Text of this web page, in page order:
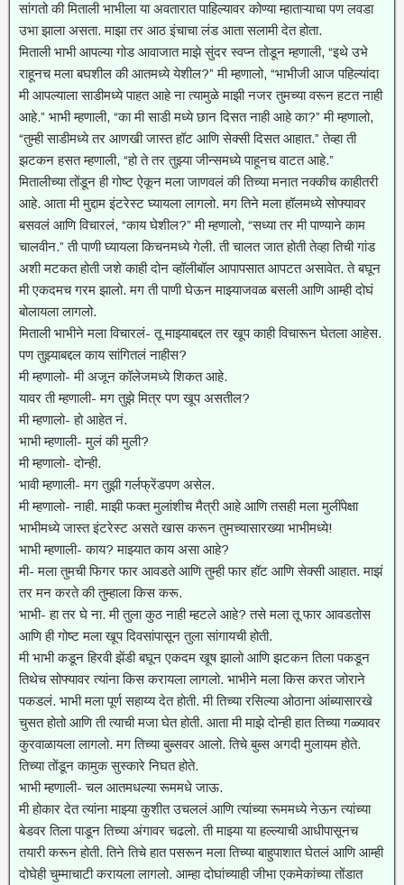
सांगतो की मिताली भाभीला या अवतारात पाहिल्यावर कोण्या म्हाताऱ्याचा पण लवडा
उभा झाला असता. माझा तर आठ इंचाचा लंड आता सलामी देत होता.
मिताली भाभी आपल्या गोड आवाजात माझे सुंदर स्वप्न तोडून म्हणाली, “इथे उभे
राहूनच मला बघशील की आतमध्ये येशील?” मी म्हणालो, “भाभीजी आज पहिल्यांदा
मी आपल्याला साडीमध्ये पाहत आहे ना त्यामुळे माझी नजर तुमच्या वरून हटत नाही
आहे.” भाभी म्हणाली, “का मी साडी मध्ये छान दिसत नाही आहे का?” मी म्हणालो,
“तुम्ही साडीमध्ये तर आणखी जास्त हॉट आणि सेक्सी दिसत आहात.” तेव्हा ती
झटकन हसत म्हणाली, “हो ते तर तुझ्या जीन्समध्ये पाहूनच वाटत आहे.”
मितालीच्या तोंडून ही गोष्ट ऐकून मला जाणवलं की तिच्या मनात नक्कीच काहीतरी
आहे. आता मी मुद्दाम इंटरेस्ट घ्यायला लागलो. मग तिने मला हॉलमध्ये सोफ्यावर
बसवलं आणि विचारलं, “काय घेशील?” मी म्हणालो, “सध्या तर मी पाण्याने काम
चालवीन.” ती पाणी घ्यायला किचनमध्ये गेली. ती चालत जात होती तेव्हा तिची गांड
अशी मटकत होती जशे काही दोन व्हॉलीबॉल आपापसात आपटत असावेत. ते बघून
मी एकदमच गरम झालो. मग ती पाणी घेऊन माझ्याजवळ बसली आणि आम्ही दोघं
बोलायला लागलो.
मिताली भाभीने मला विचारलं- तू माझ्याबद्दल तर खूप काही विचारून घेतला आहेस.
पण तुझ्याबद्दल काय सांगितलं नाहीस?
मी म्हणालो- मी अजून कॉलेजमध्ये शिकत आहे.
यावर ती म्हणाली- मग तुझे मित्र पण खूप असतील?
मी म्हणालो- हो आहेत नं.
भाभी म्हणाली- मुलं की मुली?
मी म्हणालो- दोन्ही.
भावी म्हणाली- मग तुझी गर्लफ्रेंडपण असेल.
मी म्हणालो- नाही. माझी फक्त मुलांशीच मैत्री आहे आणि तसही मला मुलींपेक्षा
भाभीमध्ये जास्त इंटरेस्ट असते खास करून तुमच्यासारख्या भाभीमध्ये!
भाभी म्हणाली- काय? माझ्यात काय असा आहे?
मी- मला तुमची फिगर फार आवडते आणि तुम्ही फार हॉट आणि सेक्सी आहात. माझं
तर मन करते की तुम्हाला किस करू.
भाभी- हा तर घे ना. मी तुला कुठ नाही म्हटले आहे? तसे मला तू फार आवडतोस
आणि ही गोष्ट मला खूप दिवसांपासून तुला सांगायची होती.
मी भाभी कडून हिरवी झेंडी बघून एकदम खूष झालो आणि झटकन तिला पकडून
तिथेच सोफ्यावर त्यांना किस करायला लागलो. भाभीने मला किस करत जोराने
पकडलं. भाभी मला पूर्ण सहाय्य देत होती. मी तिच्या रसिल्या ओठाना आंब्यासारखे
चुसत होतो आणि ती त्याची मजा घेत होती. आता मी माझे दोन्ही हात तिच्या गळ्यावर
कुरवाळायला लागलो. मग तिच्या बुब्सवर आलो. तिचे बुब्स अगदी मुलायम होते.
तिच्या तोंडून कामुक सुस्कारे निघत होते.
भाभी म्हणाली- चल आतमधल्या रूममधे जाऊ.
मी होकार देत त्यांना माझ्या कुशीत उचललं आणि त्यांच्या रूममध्ये नेऊन त्यांच्या
बेडवर तिला पाडून तिच्या अंगावर चढलो. ती माझ्या या हल्ल्याची आधीपासूनच
तयारी करून होती. तिने तिचे हात पसरून मला तिच्या बाहुपाशात घेतलं आणि आम्ही
दोघेही चुम्माचाटी करायला लागलो. आम्हा दोघांच्याही जीभा एकमेकांच्या तोंडात